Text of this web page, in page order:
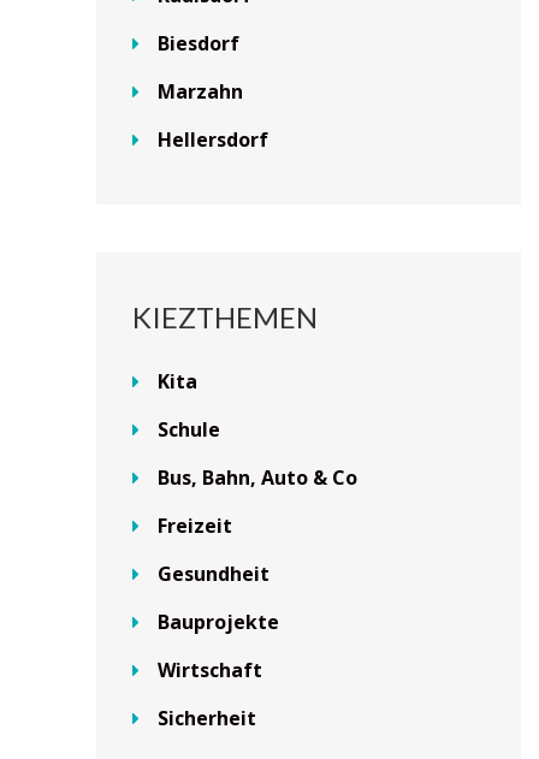
Biesdorf
Marzahn
Hellersdorf
KIEZTHEMEN
Kita
Schule
Bus, Bahn, Auto & Co
Freizeit
Gesundheit
Bauprojekte
Wirtschaft
Sicherheit